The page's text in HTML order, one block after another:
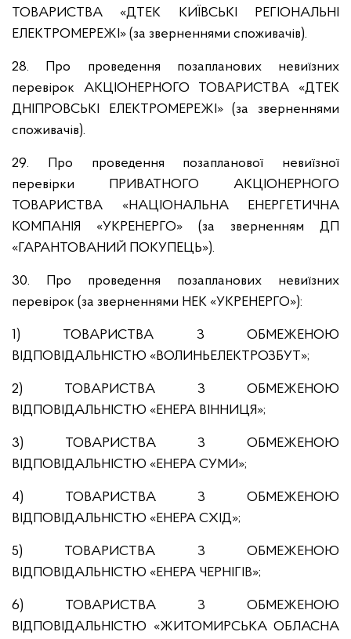
ТОВАРИСТВА «ДТЕК КИЇВСЬКІ РЕГІОНАЛЬНІ
ЕЛЕКТРОМЕРЕЖІ» (за зверненнями споживачів).
28. Про проведення позапланових невиїзних
перевірок АКЦІОНЕРНОГО ТОВАРИСТВА «ДТЕК
ДНІПРОВСЬКІ ЕЛЕКТРОМЕРЕЖІ» (за зверненнями
споживачів).
29. Про проведення позапланової невиїзної
перевірки ПРИВАТНОГО АКЦІОНЕРНОГО
ТОВАРИСТВА «НАЦІОНАЛЬНА ЕНЕРГЕТИЧНА
КОМПАНІЯ «УКРЕНЕРГО» (за зверненням ДП
«ГАРАНТОВАНИЙ ПОКУПЕЦЬ»).
30. Про проведення позапланових невиїзних
перевірок (за зверненнями НЕК «УКРЕНЕРГО»):
1) ТОВАРИСТВА З ОБМЕЖЕНОЮ
ВІДПОВІДАЛЬНІСТЮ «ВОЛИНЬЕЛЕКТРОЗБУТ»;
2) ТОВАРИСТВА З ОБМЕЖЕНОЮ
ВІДПОВІДАЛЬНІСТЮ «ЕНЕРА ВІННИЦЯ»;
3) ТОВАРИСТВА З ОБМЕЖЕНОЮ
ВІДПОВІДАЛЬНІСТЮ «ЕНЕРА СУМИ»;
4) ТОВАРИСТВА З ОБМЕЖЕНОЮ
ВІДПОВІДАЛЬНІСТЮ «ЕНЕРА СХІД»;
5) ТОВАРИСТВА З ОБМЕЖЕНОЮ
ВІДПОВІДАЛЬНІСТЮ «ЕНЕРА ЧЕРНІГІВ»;
6) ТОВАРИСТВА З ОБМЕЖЕНОЮ
ВІДПОВІДАЛЬНІСТЮ «ЖИТОМИРСЬКА ОБЛАСНА